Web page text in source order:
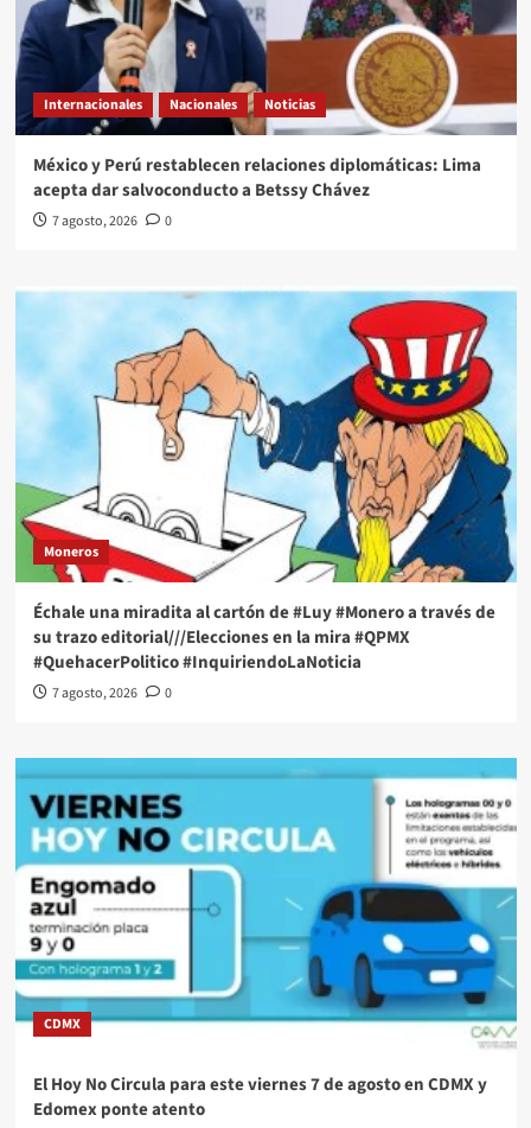
Internacionales Nacionales Noticias
México y Perú restablecen relaciones diplomáticas: Lima
acepta dar salvoconducto a Betssy Chávez
7 agosto, 2026 0
Moneros
Échale una miradita al cartón de #Luy #Monero a través de
su trazo editorial///Elecciones en la mira #QPMX
#QuehacerPolitico #InquiriendoLaNoticia
7 agosto, 2026 0
CDMX
El Hoy No Circula para este viernes 7 de agosto en CDMX y
Edomex ponte atento